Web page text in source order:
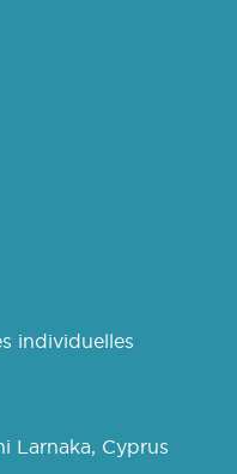
individuelles
Larnaka, Cyprus